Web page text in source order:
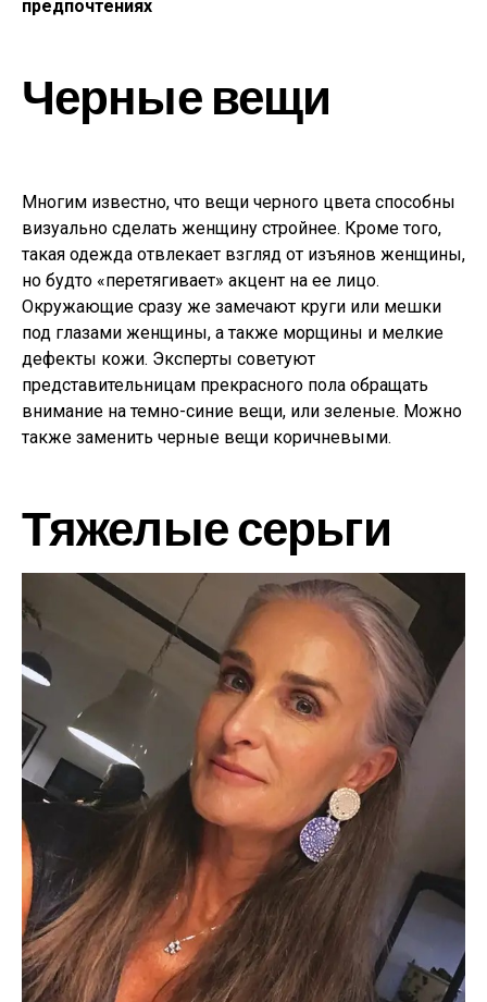
предпочтениях
Черные вещи
Многим известно, что вещи черного цвета способны
визуально сделать женщину стройнее. Кроме того,
такая одежда отвлекает взгляд от изъянов женщины,
но будто «перетягивает» акцент на ее лицо.
Окружающие сразу же замечают круги или мешки
под глазами женщины, а также морщины и мелкие
дефекты кожи. Эксперты советуют
представительницам прекрасного пола обращать
внимание на темно-синие вещи, или зеленые. Можно
также заменить черные вещи коричневыми.
Тяжелые серьги